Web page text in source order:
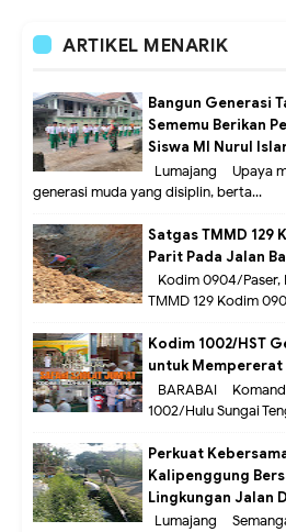
ARTIKEL MENARIK
Bangun Generasi
Sememu Berikan
Siswa MI Nurul
Lumajang – Upaya
generasi muda yang disiplin, berta...
Satgas TMMD 129
Parit Pada Jalan
Kodim 0904/Paser,
TMMD 129 Kodim
Kodim 1002/HST
untuk Mempererat
BARABAI –
1002/Hulu Sungai
Perkuat
Kalipenggung
Lingkungan Jalan
Lumajang –